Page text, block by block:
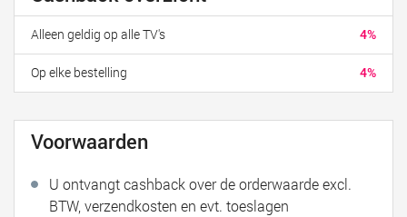
4%
Alleen geldig op alle TV's
4%
Op elke bestelling
Voorwaarden
U ontvangt cashback over de orderwaarde excl.
BTW, verzendkosten en evt. toeslagen